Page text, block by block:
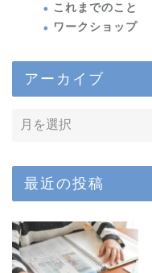
これまでのこと
ワークショップ
アーカイブ
最近の投稿